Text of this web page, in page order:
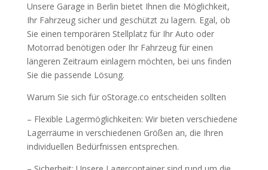
Unsere Garage in Berlin bietet Ihnen die Möglichkeit,
Ihr Fahrzeug sicher und geschützt zu lagern. Egal, ob
Sie einen temporären Stellplatz für Ihr Auto oder
Motorrad benötigen oder Ihr Fahrzeug für einen
längeren Zeitraum einlagern möchten, bei uns finden
Sie die passende Lösung.
Warum Sie sich für oStorage.co entscheiden sollten
– Flexible Lagermöglichkeiten: Wir bieten verschiedene
Lagerräume in verschiedenen Größen an, die Ihren
individuellen Bedürfnissen entsprechen.